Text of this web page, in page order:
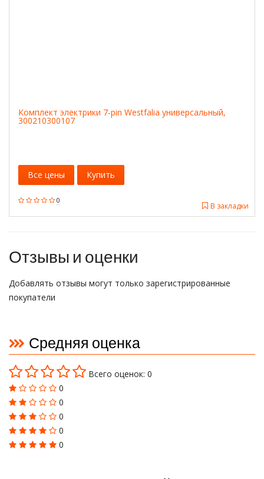
Комплект электрики 7-pin Westfalia универсальный,
300210300107
0
В закладки
Все цены Купить
Отзывы и оценки
Добавлять отзывы могут только зарегистрированные
покупатели
Средняя оценка
Всего оценок: 0
0
0
0
0
0